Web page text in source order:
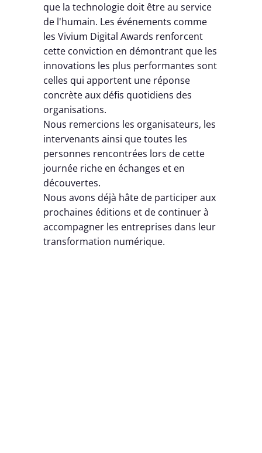
que la technologie doit être au service
de l'humain. Les événements comme
les Vivium Digital Awards renforcent
cette conviction en démontrant que les
innovations les plus performantes sont
celles qui apportent une réponse
concrète aux défis quotidiens des
organisations.
Nous remercions les organisateurs, les
intervenants ainsi que toutes les
personnes rencontrées lors de cette
journée riche en échanges et en
découvertes.
Nous avons déjà hâte de participer aux
prochaines éditions et de continuer à
accompagner les entreprises dans leur
transformation numérique.